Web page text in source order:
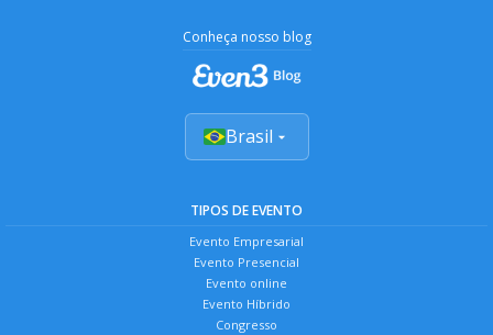
Conheça nosso blog
Brasil
TIPOS DE EVENTO
Evento Empresarial
Evento Presencial
Evento online
Evento Híbrido
Congresso